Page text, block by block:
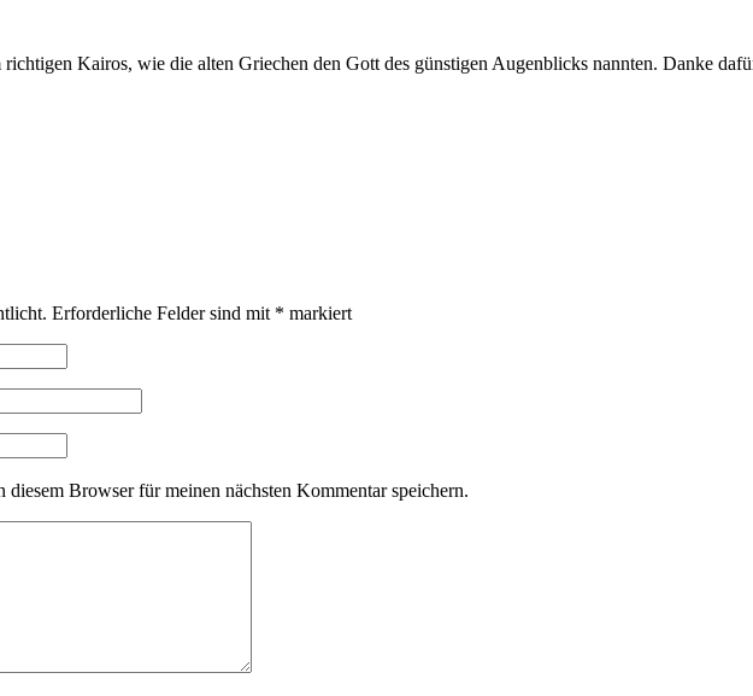
Kairos, wie die alten Griechen den Gott des günstigen Augenblicks nannten. Danke
Erforderliche Felder sind mit * markiert
Browser für meinen nächsten Kommentar speichern.